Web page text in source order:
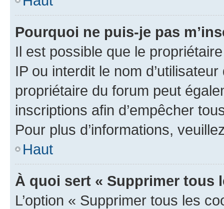
Pourquoi ne puis-je pas
Il est possible que le
IP ou interdit le nom
propriétaire du forum peut
inscriptions afin d’empêcher
Pour plus d’informations,
Haut
À quoi sert « Supprimer tous
L’option « Supprimer tous les